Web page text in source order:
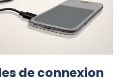
de connexion